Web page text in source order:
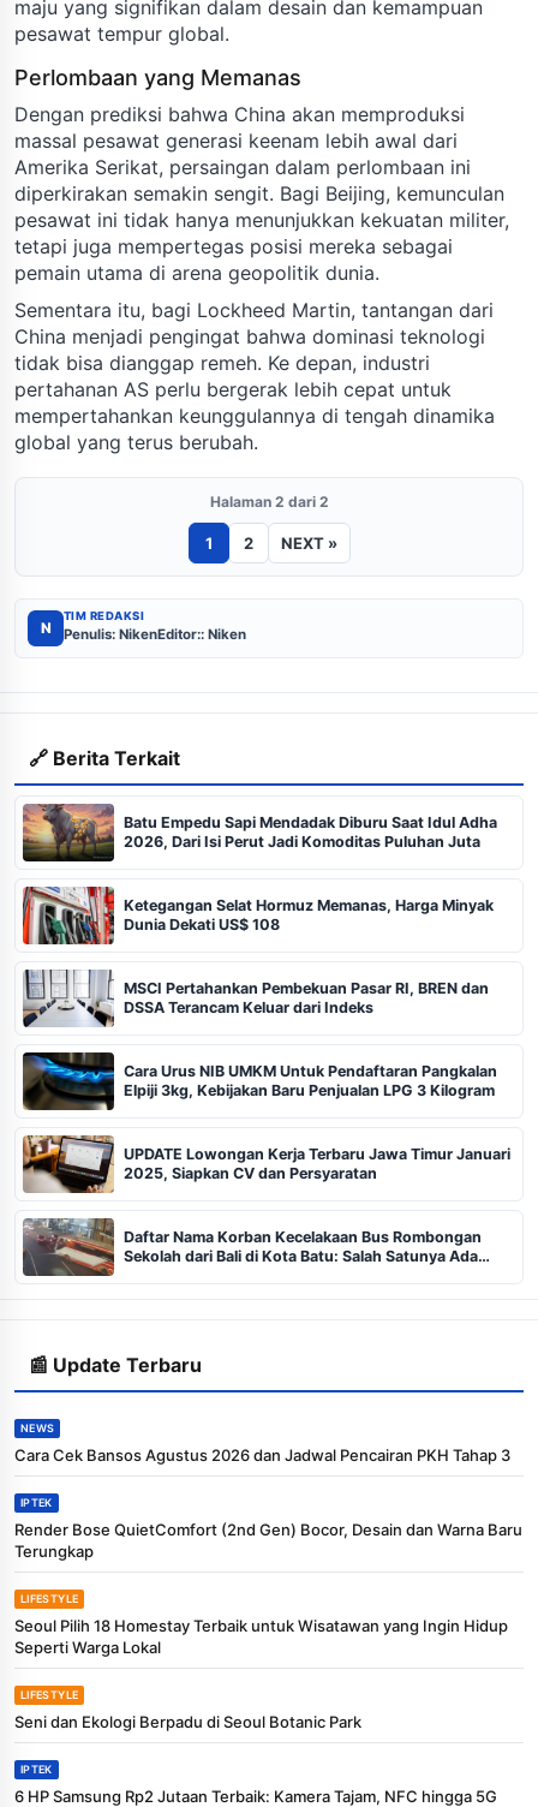
maju yang signifikan dalam desain dan kemampuan
pesawat tempur global.
Perlombaan yang Memanas
Dengan prediksi bahwa China akan memproduksi
massal pesawat generasi keenam lebih awal dari
Amerika Serikat, persaingan dalam perlombaan ini
diperkirakan semakin sengit. Bagi Beijing, kemunculan
pesawat ini tidak hanya menunjukkan kekuatan militer,
tetapi juga mempertegas posisi mereka sebagai
pemain utama di arena geopolitik dunia.
Sementara itu, bagi Lockheed Martin, tantangan dari
China menjadi pengingat bahwa dominasi teknologi
tidak bisa dianggap remeh. Ke depan, industri
pertahanan AS perlu bergerak lebih cepat untuk
mempertahankan keunggulannya di tengah dinamika
global yang terus berubah.
Halaman 2 dari 2
1 2 NEXT »
N
TIM REDAKSI
Penulis: NikenEditor:: Niken
🔗 Berita Terkait
Batu Empedu Sapi Mendadak Diburu Saat Idul Adha
2026, Dari Isi Perut Jadi Komoditas Puluhan Juta
Ketegangan Selat Hormuz Memanas, Harga Minyak
Dunia Dekati US$ 108
MSCI Pertahankan Pembekuan Pasar RI, BREN dan
DSSA Terancam Keluar dari Indeks
Cara Urus NIB UMKM Untuk Pendaftaran Pangkalan
Elpiji 3kg, Kebijakan Baru Penjualan LPG 3 Kilogram
UPDATE Lowongan Kerja Terbaru Jawa Timur Januari
2025, Siapkan CV dan Persyaratan
Daftar Nama Korban Kecelakaan Bus Rombongan
Sekolah dari Bali di Kota Batu: Salah Satunya Ada
📰 Update Terbaru
NEWS
Cara Cek Bansos Agustus 2026 dan Jadwal Pencairan PKH Tahap 3
IPTEK
Render Bose QuietComfort (2nd Gen) Bocor, Desain dan Warna Baru
Terungkap
LIFESTYLE
Seoul Pilih 18 Homestay Terbaik untuk Wisatawan yang Ingin Hidup
Seperti Warga Lokal
LIFESTYLE
Seni dan Ekologi Berpadu di Seoul Botanic Park
IPTEK
6 HP Samsung Rp2 Jutaan Terbaik: Kamera Tajam, NFC hingga 5G